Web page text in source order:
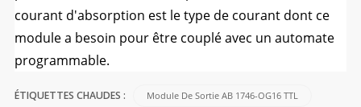
courant d'absorption est le type de courant dont ce
module a besoin pour être couplé avec un automate
programmable.
ÉTIQUETTES CHAUDES : Module De Sortie AB 1746-OG16 TTL